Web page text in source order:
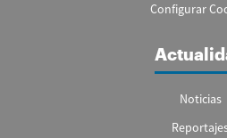
Configurar
Noticias